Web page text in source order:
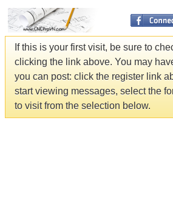
If this is your first visit, be sure to
clicking the link above. You may
you can post: click the register link
start viewing messages, select the
to visit from the selection below.